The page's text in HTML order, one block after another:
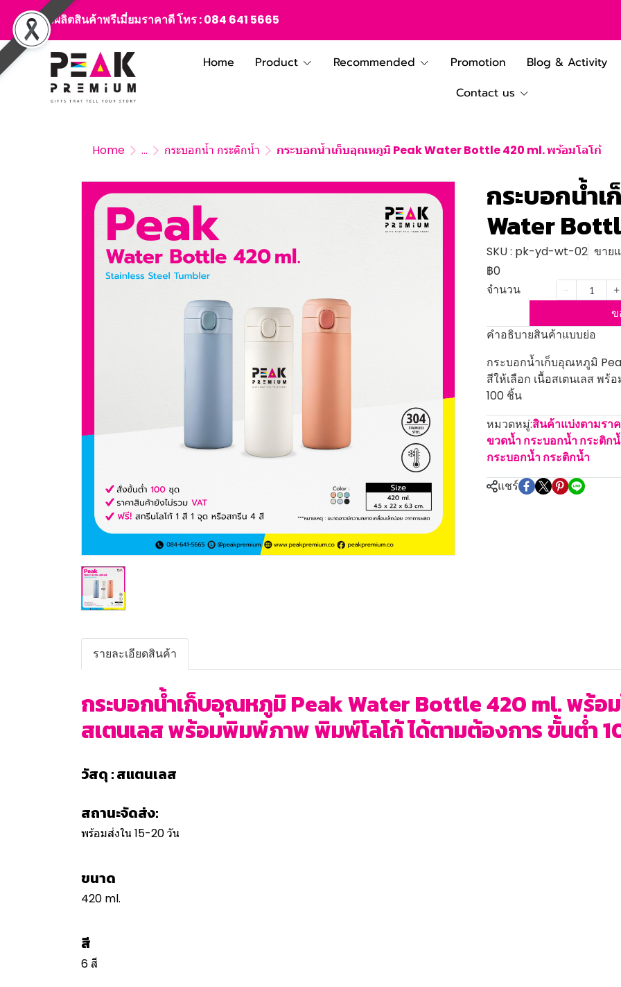
สั่งผลิตสินค้าพรีเมี่ยมราคาดี โทร :084 641 5665
Home Product Recommended Promotion Blog & Activity
Contact us
Home ... กระบอกน้ำ กระติกน้ำ กระบอกน้ำเก็บอุณหภูมิ Peak Water Bottle 420 ml. พร้อมโลโก้
กระบอกน้ำ
Water
SKU : pk-yd-wt-02 ขาย
฿0
จำนวน
ข
คำอธิบายสินค้าแบบย่อ
กระบอกน้ำเก็บอุณหภูมิ
สีให้เลือก เนื้อสเตนเลส พ
100 ชิ้น
หมวดหมู่:สินค้าแบ่งตามรา
ขวดน้ำ กระบอกน้ำ กระติก
กระบอกน้ำ กระติกน้ำ
แชร์
รายละเอียดสินค้า
กระบอกน้ำเก็บอุณหภูมิ Peak Water Bottle 420 ml. พร้อม
สเตนเลส พร้อมพิมพ์ภาพ พิมพ์โลโก้ ได้ตามต้องการ ขั้นต่ำ
วัสดุ : สแตนเลส
สถานะจัดส่ง:
พร้อมส่งใน 15-20 วัน
ขนาด
420 ml.
สี
6 สี